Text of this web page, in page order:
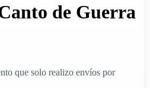
de Guerra
que solo realizo envíos por